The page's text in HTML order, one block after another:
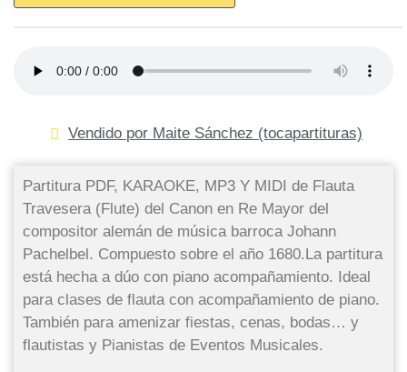
Vendido por Maite Sánchez (tocapartituras)
Partitura PDF, KARAOKE, MP3 Y MIDI de Flauta
Travesera (Flute) del Canon en Re Mayor del
compositor alemán de música barroca Johann
Pachelbel. Compuesto sobre el año 1680.La partitura
está hecha a dúo con piano acompañamiento. Ideal
para clases de flauta con acompañamiento de piano.
También para amenizar fiestas, cenas, bodas… y
flautistas y Pianistas de Eventos Musicales.